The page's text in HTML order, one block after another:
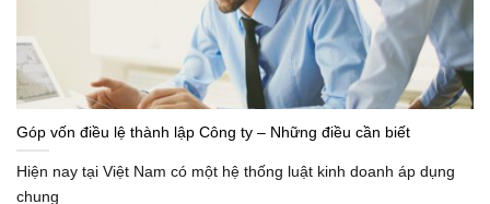
Góp vốn điều lệ thành lập Công ty – Những điều cần biết
Hiện nay tại Việt Nam có một hệ thống luật kinh doanh áp dụng
chung